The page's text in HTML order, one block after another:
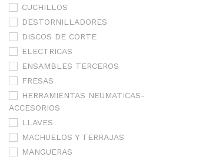
CUCHILLOS
DESTORNILLADORES
DISCOS DE CORTE
ELECTRICAS
ENSAMBLES TERCEROS
FRESAS
HERRAMIENTAS NEUMATICAS-
ACCESORIOS
LLAVES
MACHUELOS Y TERRAJAS
MANGUERAS